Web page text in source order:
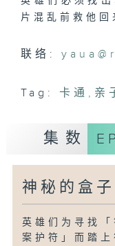
片混乱前救他回
联络:
Tag: 卡通 , 亲
集数
神秘的盒子
英雄们为寻找「
案护符」而踏上